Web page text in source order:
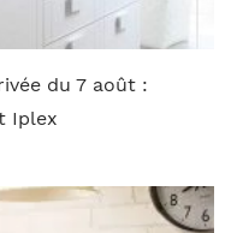
du 7 août :
Iplex